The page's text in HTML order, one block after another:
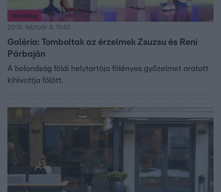
ValóVilág
2019. február 4. 11:40
Galéria: Tomboltak az érzelmek Zsuzsu és Reni
Párbaján
A bolondság földi helytartója fölényes győzelmet aratott
kihívottja fölött.